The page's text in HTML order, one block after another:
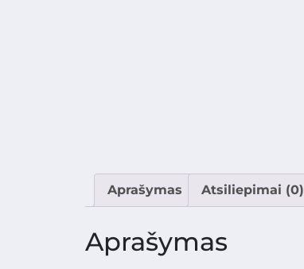
Aprašymas Atsiliepimai (0)
Aprašymas